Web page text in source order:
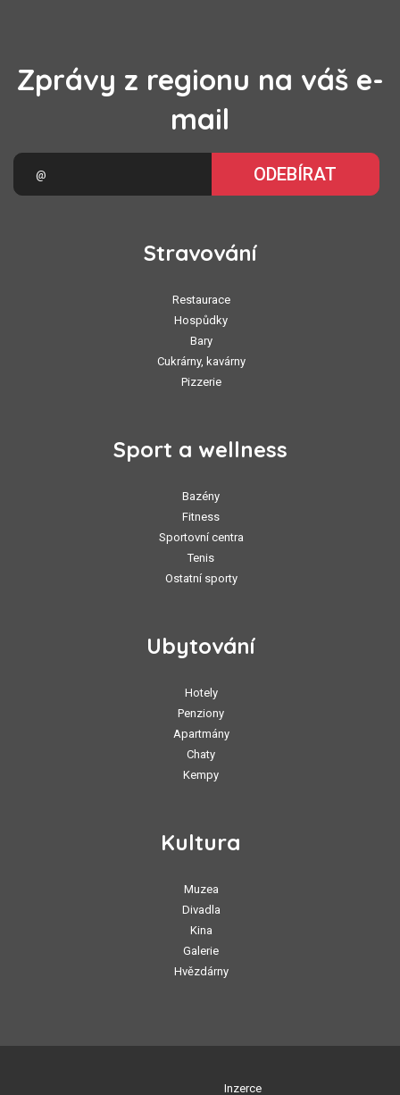
Zprávy z regionu na váš e-
mail
ODEBÍRAT
Stravování
Restaurace
Hospůdky
Bary
Cukrárny, kavárny
Pizzerie
Sport a wellness
Bazény
Fitness
Sportovní centra
Tenis
Ostatní sporty
Ubytování
Hotely
Penziony
Apartmány
Chaty
Kempy
Kultura
Muzea
Divadla
Kina
Galerie
Hvězdárny
Inzerce